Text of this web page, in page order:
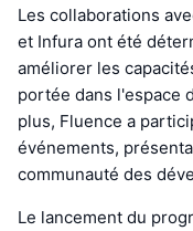
Les collaborations
et Infura ont été
améliorer les
portée dans l'espace
plus, Fluence a
événements,
communauté des
Le lancement du